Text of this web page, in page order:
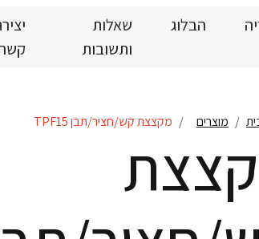
הבלוג
שאלות
ותשובות
קשר
מוצרים מקצצת קש/חציר/תבן TPF15